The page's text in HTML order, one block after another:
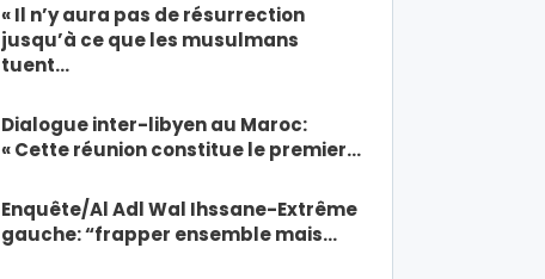
« Il n’y aura pas de résurrection
jusqu’à ce que les musulmans
tuent…
Dialogue inter-libyen au Maroc:
« Cette réunion constitue le premier…
Enquête/Al Adl Wal Ihssane-Extrême
gauche: “frapper ensemble mais…